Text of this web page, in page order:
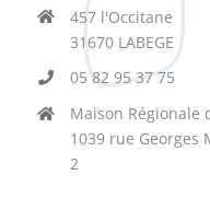
457 l'Occitane
31670 LABEGE
05 82 95 37 75
Maison Régionale
1039 rue Georges
2